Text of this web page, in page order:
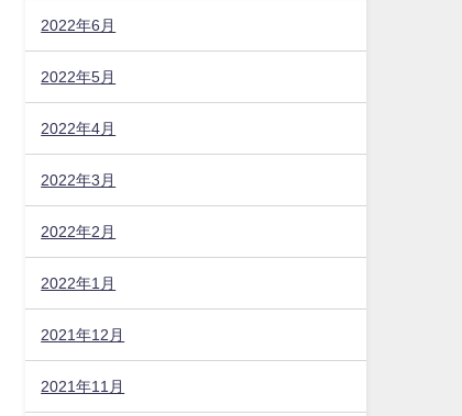
2022年6月
2022年5月
2022年4月
2022年3月
2022年2月
2022年1月
2021年12月
2021年11月